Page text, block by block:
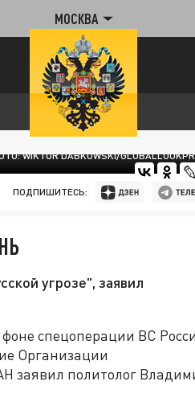
МОСКВА
WIKTOR DABKOWSKI/
ПОДПИШИТЕСЬ:
угрозе", заявил
спецоперации ВС
Организации
заявил политолог